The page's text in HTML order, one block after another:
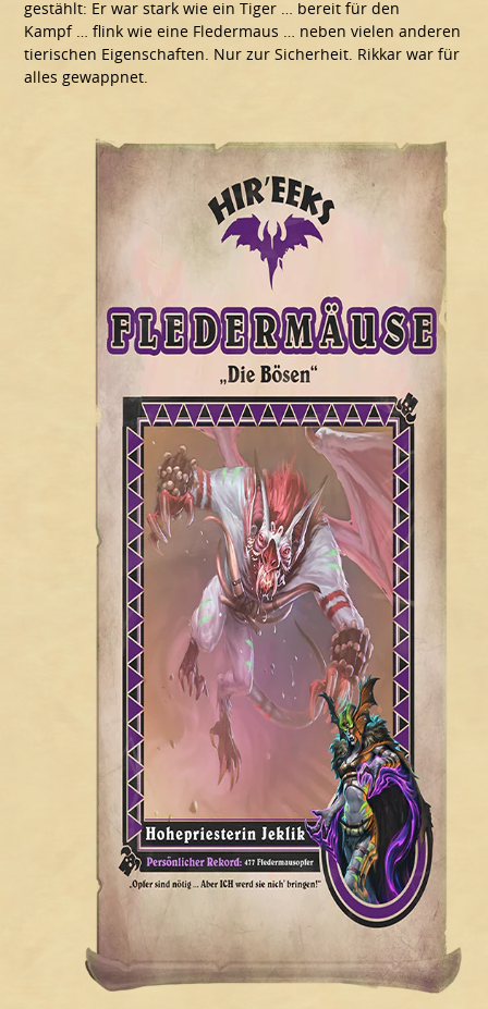
gestählt: Er war stark wie ein Tiger … bereit für den
Kampf … flink wie eine Fledermaus … neben vielen anderen
tierischen Eigenschaften. Nur zur Sicherheit. Rikkar war für
alles gewappnet.